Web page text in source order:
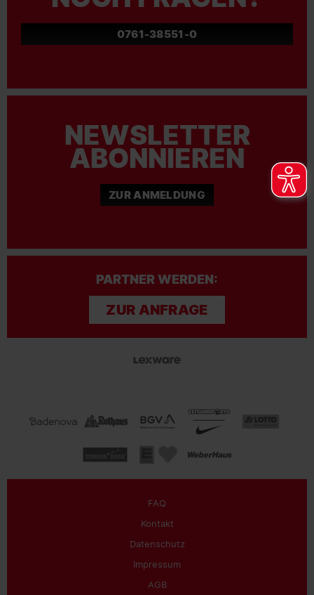
0761-38551-0
NEWSLETTER
ABONNIEREN
ZUR ANMELDUNG
PARTNER WERDEN:
ZUR ANFRAGE
FAQ
Kontakt
Datenschutz
Impressum
AGB